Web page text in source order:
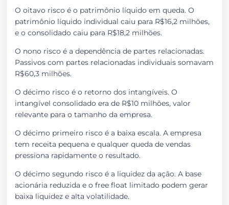
O oitavo risco é o patrimônio líquido em queda. O
patrimônio líquido individual caiu para R$16,2 milhões,
e o consolidado caiu para R$18,2 milhões.
O nono risco é a dependência de partes relacionadas.
Passivos com partes relacionadas individuais somavam
R$60,3 milhões.
O décimo risco é o retorno dos intangíveis. O
intangível consolidado era de R$10 milhões, valor
relevante para o tamanho da empresa.
O décimo primeiro risco é a baixa escala. A empresa
tem receita pequena e qualquer queda de vendas
pressiona rapidamente o resultado.
O décimo segundo risco é a liquidez da ação. A base
acionária reduzida e o free float limitado podem gerar
baixa liquidez e alta volatilidade.